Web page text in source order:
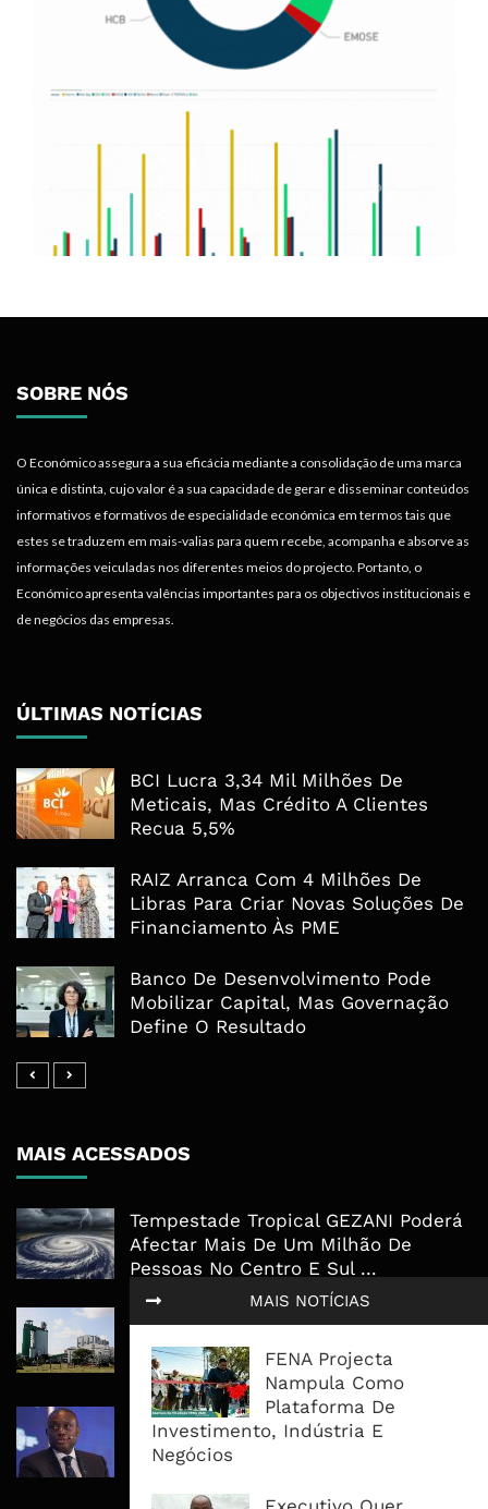
MAIS NOTÍCIAS
FENA Projecta
Nampula Como
Plataforma De
Investimento, Indústria E
Negócios
SOBRE NÓS
O Económico assegura a sua eficácia mediante a consolidação de uma marca
única e distinta, cujo valor é a sua capacidade de gerar e disseminar conteúdos
informativos e formativos de especialidade económica em termos tais que
estes se traduzem em mais-valias para quem recebe, acompanha e absorve as
informações veiculadas nos diferentes meios do projecto. Portanto, o
Económico apresenta valências importantes para os objectivos institucionais e
de negócios das empresas.
ÚLTIMAS NOTÍCIAS
BCI Lucra 3,34 Mil Milhões De
Meticais, Mas Crédito A Clientes
Recua 5,5%
RAIZ Arranca Com 4 Milhões De
Libras Para Criar Novas Soluções De
Financiamento Às PME
Banco De Desenvolvimento Pode
Mobilizar Capital, Mas Governação
Define O Resultado
MAIS ACESSADOS
Tempestade Tropical GEZANI Poderá
Afectar Mais De Um Milhão De
Pessoas No Centro E Sul ...
Governo admite nova operadora
para a Mozal após suspensão das
operações
CEO do Standard Bank pede ao
Governo que “saia do caminho” e
facilite os negócios